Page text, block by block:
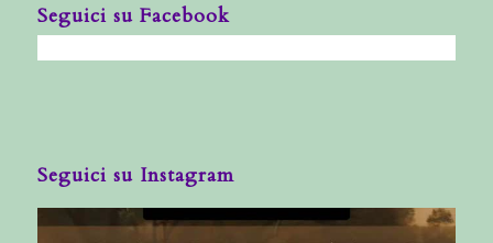
Seguici su Facebook
Seguici su Instagram